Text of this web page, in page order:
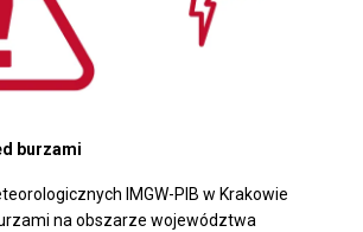
burzami
IMGW-PIB w Krakowie
na obszarze województwa